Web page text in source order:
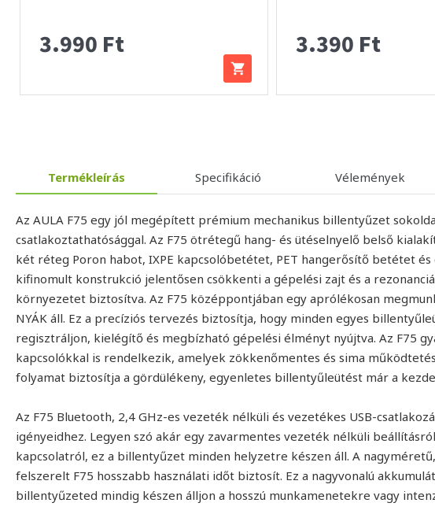
3.990 Ft 3.390 Ft
Termékleírás Specifikáció Vélemények
Az AULA F75 egy jól megépített prémium mechanikus billentyűzet
csatlakoztathatósággal. Az F75 ötrétegű hang- és ütéselnyelő belső
két réteg Poron habot, IXPE kapcsolóbetétet, PET hangerősítő betétet
kifinomult konstrukció jelentősen csökkenti a gépelési zajt és a
környezetet biztosítva. Az F75 középpontjában egy aprólékosan
NYÁK áll. Ez a precíziós tervezés biztosítja, hogy minden egyes
regisztráljon, kielégítő és megbízható gépelési élményt nyújtva. Az F75
kapcsolókkal is rendelkezik, amelyek zökkenőmentes és sima
folyamat biztosítja a gördülékeny, egyenletes billentyűleütést már a
Az F75 Bluetooth, 2,4 GHz-es vezeték nélküli és vezetékes USB-
igényeidhez. Legyen szó akár egy zavarmentes vezeték nélküli
kapcsolatról, ez a billentyűzet minden helyzetre készen áll. A
felszerelt F75 hosszabb használati időt biztosít. Ez a nagyvonalú
billentyűzeted mindig készen álljon a hosszú munkamenetekre vagy